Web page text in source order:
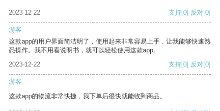
2023-12-22 支持[0] 反对[0]
游客
这款app的用户界面简洁明了，使用起来非常容易上手，让我能够快速熟
悉操作。我不用看说明书，就可以轻松使用这款app。
2023-12-22
支持[0] 反对[0]
游客
这款app的物流非常快捷，我下单后很快就能收到商品。